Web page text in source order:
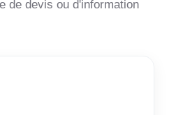
de devis ou d'information